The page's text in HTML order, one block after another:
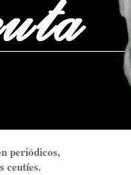
periódicos,
ceutíes.